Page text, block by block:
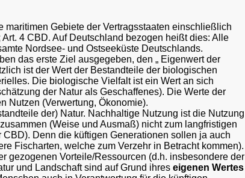
Gebiete der Vertragsstaaten einschließlich
4 CBD. Auf Deutschland bezogen heißt dies: Alle
Nordsee- und Ostseeküste Deutschlands.
das erste Ziel ausgegeben, den „ Eigenwert der
ist der Wert der Bestandteile der biologischen
Die biologische Vielfalt ist ein Wert an sich
der Natur als Geschaffenes). Die Werte der
Nutzen (Verwertung, Ökonomie).
der) Natur. Nachhaltige Nutzung ist die Nutzung
(Weise und Ausmaß) nicht zum langfristigen
Denn die küftigen Generationen sollen ja auch
Fischarten, welche zum Verzehr in Betracht kommen).
gezogenen Vorteile/Ressourcen (d.h. insbesondere der
und Landschaft sind auf Grund ihres eigenen Wertes